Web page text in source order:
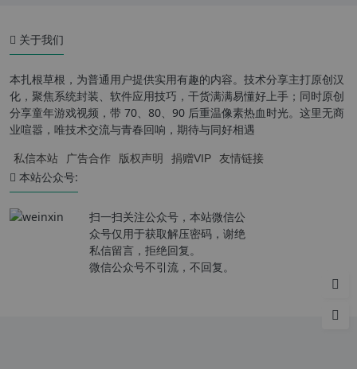
关于我们
本扎根草根，为普通用户提供实用有趣的内容。技术分享主打原创汉
化，聚焦系统封装、软件应用技巧，干货满满易懂好上手；同时原创
分享童年游戏视频，带 70、80、90 后重温像素热血时光。这里无商
业喧嚣，唯技术交流与青春回响，期待与同好相遇
私信本站 广告合作 版权声明 捐赠VIP 友情链接
本站公众号:
扫一扫关注公众号，本站微信公
众号仅用于获取解压密码，谢绝
私信留言，拒绝回复。
微信公众号不引流，不回复。